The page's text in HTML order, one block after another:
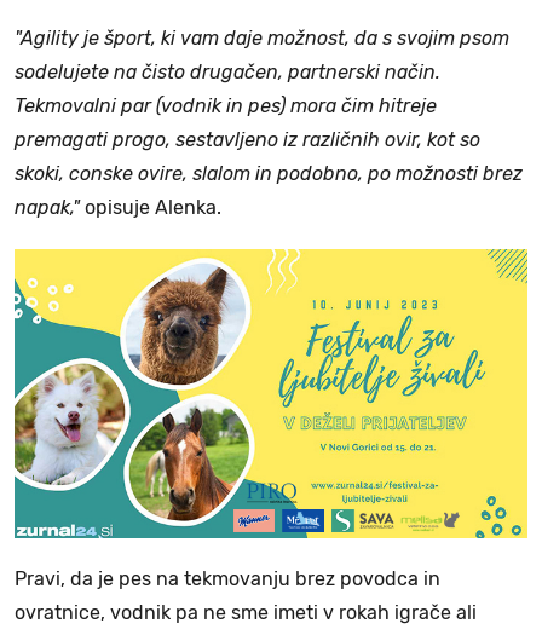
"Agility je šport, ki vam daje možnost, da s svojim psom
sodelujete na čisto drugačen, partnerski način.
Tekmovalni par (vodnik in pes) mora čim hitreje
premagati progo, sestavljeno iz različnih ovir, kot so
skoki, conske ovire, slalom in podobno, po možnosti brez
napak,"opisuje Alenka.
Pravi, da je pes na tekmovanju brez povodca in
ovratnice, vodnik pa ne sme imeti v rokah igrače ali